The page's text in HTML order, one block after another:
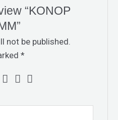
“KONOP
not be published.
*